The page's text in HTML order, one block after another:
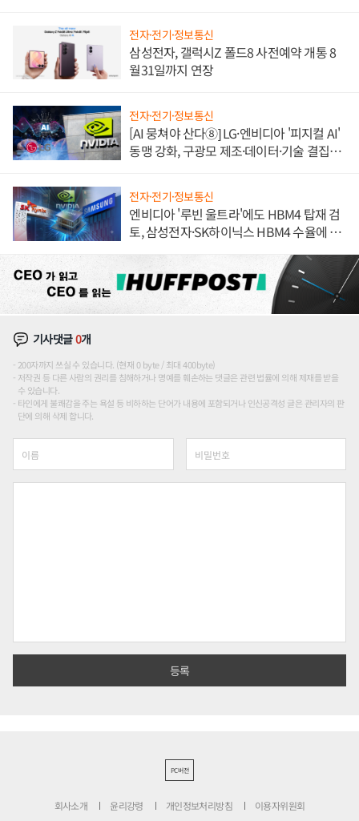
전자·전기·정보통신
삼성전자, 갤럭시Z 폴드8 사전예약 개통 8
월31일까지 연장
전자·전기·정보통신
[AI 뭉쳐야 산다⑧] LG·엔비디아 '피지컬 AI'
동맹 강화, 구광모 제조·데이터·기술 결집
전자·전기·정보통신
엔비디아 '루빈 울트라'에도 HBM4 탑재 검
토, 삼성전자·SK하이닉스 HBM4 수율에 주
기사댓글0개
200자까지 쓰실 수 있습니다. (현재 0 byte / 최대 400byte)
저작권 등 다른 사람의 권리를 침해하거나 명예를 훼손하는 댓글은 관련 법률에 의해 제재를 받을
수 있습니다.
타인에게 불쾌감을 주는 욕설 등 비하하는 단어가 내용에 포함되거나 인신공격성 글은 관리자의 판
단에 의해 삭제 합니다.
PC버전
회사소개 윤리강령 개인정보처리방침 이용자위원회